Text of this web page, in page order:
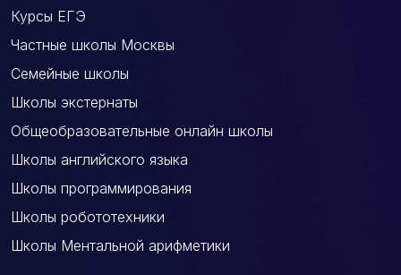
Курсы ЕГЭ
Частные школы Москвы
Семейные школы
Школы экстернаты
Общеобразовательные онлайн школы
Школы английского языка
Школы программирования
Школы робототехники
Школы Ментальной арифметики